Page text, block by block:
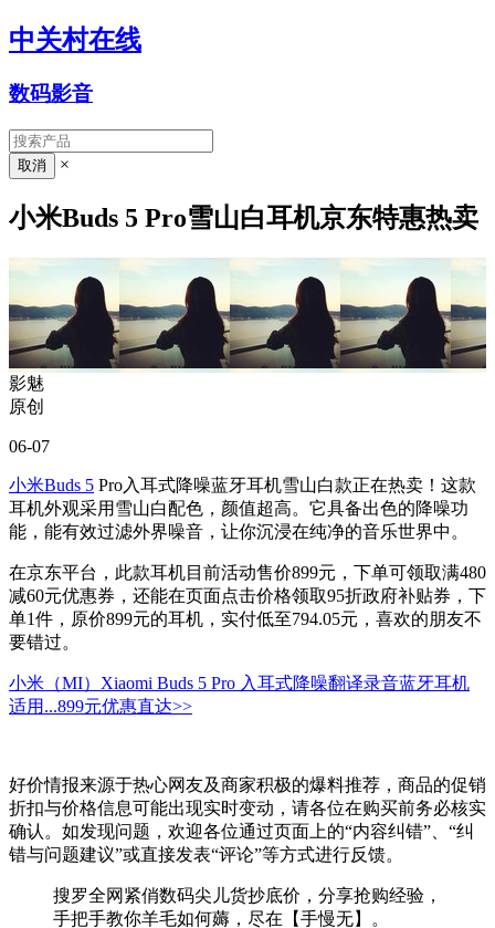
中关村在线
数码影音
×
小米Buds 5 Pro雪山白耳机京东特惠热卖
影魅
原创
06-07
小米Buds 5 Pro入耳式降噪蓝牙耳机雪山白款正在热卖！这款
耳机外观采用雪山白配色，颜值超高。它具备出色的降噪功
能，能有效过滤外界噪音，让你沉浸在纯净的音乐世界中。
在京东平台，此款耳机目前活动售价899元，下单可领取满480
减60元优惠券，还能在页面点击价格领取95折政府补贴券，下
单1件，原价899元的耳机，实付低至794.05元，喜欢的朋友不
要错过。
小米（MI）Xiaomi Buds 5 Pro 入耳式降噪翻译录音蓝牙耳机
适用...899元优惠直达>>
好价情报来源于热心网友及商家积极的爆料推荐，商品的促销
折扣与价格信息可能出现实时变动，请各位在购买前务必核实
确认。如发现问题，欢迎各位通过页面上的“内容纠错”、“纠
错与问题建议”或直接发表“评论”等方式进行反馈。
搜罗全网紧俏数码尖儿货抄底价，分享抢购经验，
手把手教你羊毛如何薅，尽在【手慢无】。